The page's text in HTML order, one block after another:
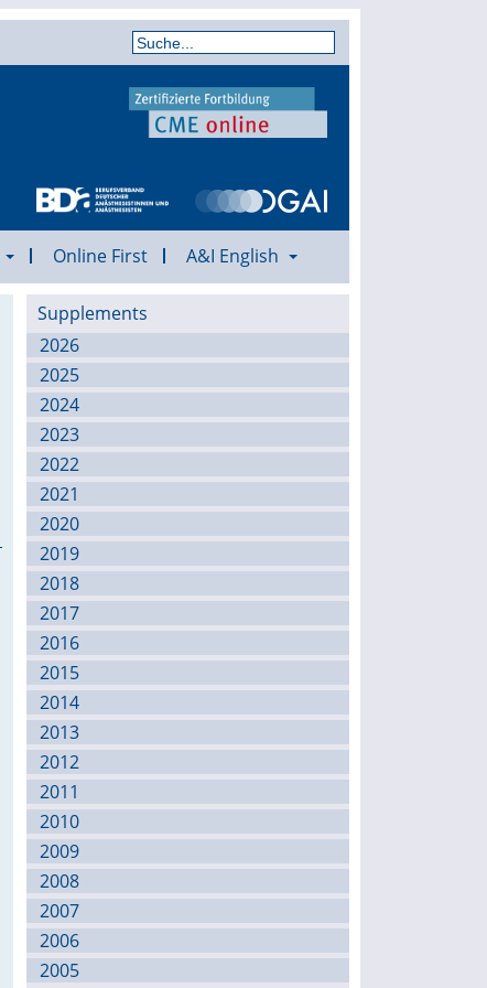
Online First A&I English
Supplements
2026
2025
2024
2023
2022
2021
2020
2019
2018
2017
2016
2015
2014
2013
2012
2011
2010
2009
2008
2007
2006
2005